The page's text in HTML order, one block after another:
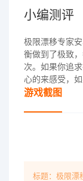
小编测评
极限漂移专家
衡做到了极致
次。如果你追
心的来感受，
游戏截图
标题：极限漂